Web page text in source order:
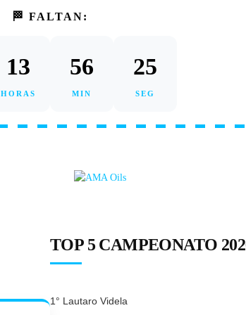
🏁 FALTAN:
13
HORAS
56
MIN
24
SEG
TOP 5 CAMPEONATO
1° Lautaro Videla